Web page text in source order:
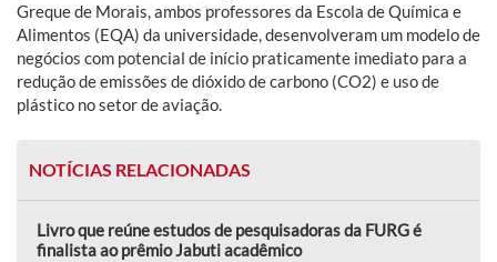
Greque de Morais, ambos professores da Escola de Química e
Alimentos (EQA) da universidade, desenvolveram um modelo de
negócios com potencial de início praticamente imediato para a
redução de emissões de dióxido de carbono (CO2) e uso de
plástico no setor de aviação.
NOTÍCIAS RELACIONADAS
Livro que reúne estudos de pesquisadoras da FURG é
finalista ao prêmio Jabuti acadêmico